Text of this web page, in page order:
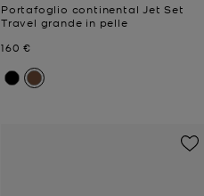
Portafoglio continental Jet Set
Travel grande in pelle
Prezzo attuale
160 €